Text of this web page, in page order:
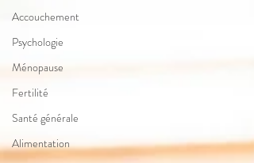
Accouchement
Psychologie
Ménopause
Fertilité
Santé générale
Alimentation